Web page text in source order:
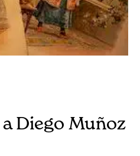
Diego Muñoz